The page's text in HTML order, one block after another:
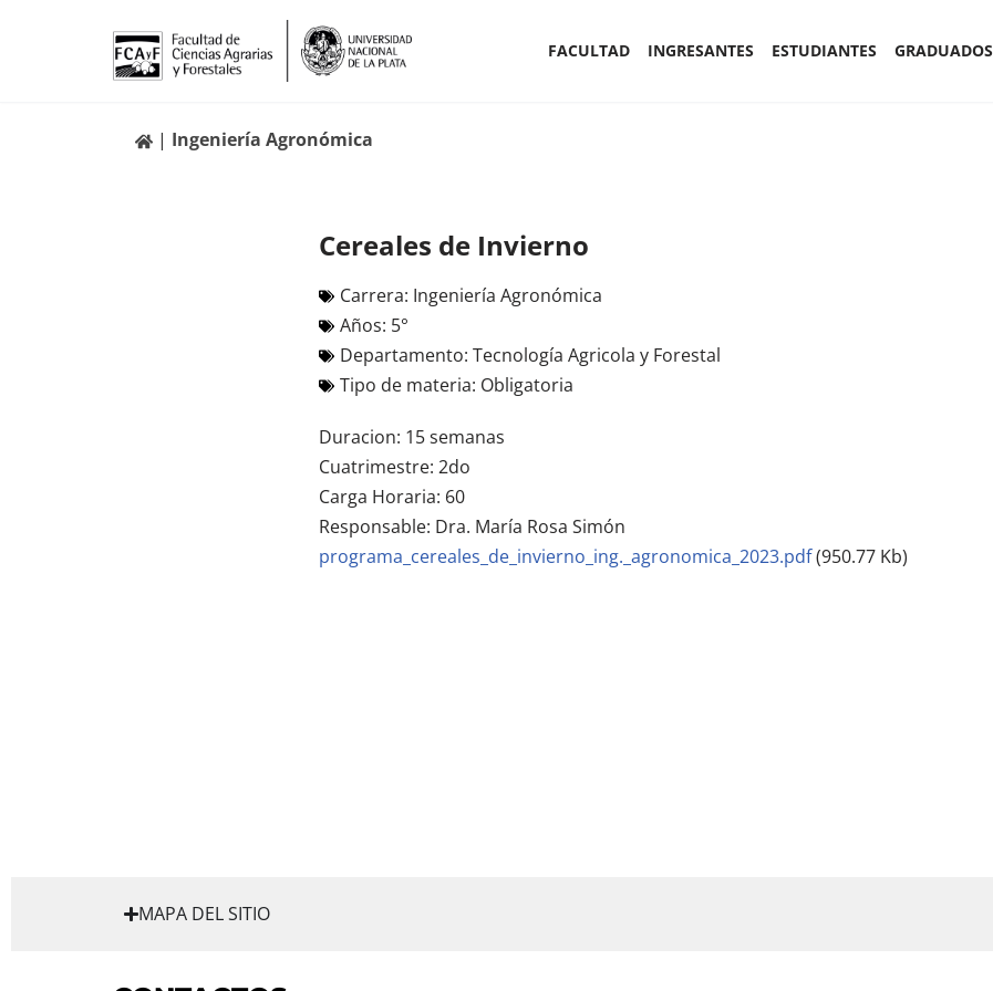
FACULTAD INGRESANTES ESTUDIANTES GRADUADOS
Ingeniería Agronómica
Cereales de Invierno
Carrera: Ingeniería Agronómica
Años: 5°
Departamento: Tecnología Agricola y Forestal
Tipo de materia: Obligatoria
Duracion: 15 semanas
Cuatrimestre: 2do
Carga Horaria: 60
Responsable: Dra. María Rosa Simón
programa_cereales_de_invierno_ing._agronomica_2023.pdf(950.77 Kb)
MAPA DEL SITIO